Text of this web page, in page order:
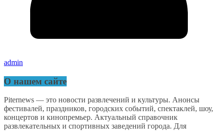
admin
О нашем сайте
Piternews — это новости развлечений и культуры. Анонсы
фестивалей, праздников, городских событий, спектаклей, шоу,
концертов и кинопремьер. Актуальный справочник
развлекательных и спортивных заведений города. Для